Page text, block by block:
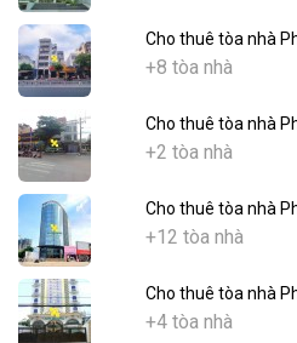
Cho thuê tòa nhà
+8 tòa nhà
Cho thuê tòa nhà
+2 tòa nhà
Cho thuê tòa nhà
+12 tòa nhà
Cho thuê tòa nhà
+4 tòa nhà